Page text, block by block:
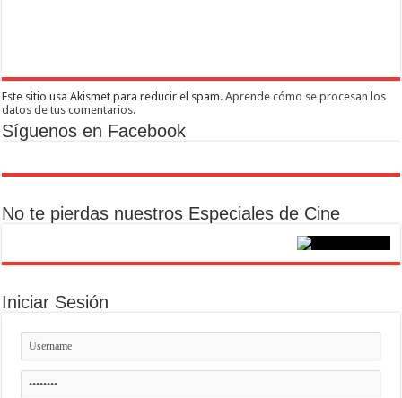
Este sitio usa Akismet para reducir el spam.Aprende cómo se procesan los
datos de tus comentarios.
Síguenos en Facebook
No te pierdas nuestros Especiales de Cine
Iniciar Sesión